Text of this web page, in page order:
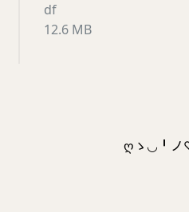
df
12.6 MB
ღゝ◡╹ノ